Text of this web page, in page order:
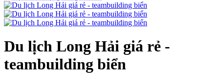
Du lịch Long Hải giá rẻ -
teambuilding biển